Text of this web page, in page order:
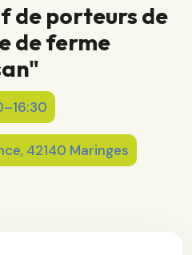
de porteurs de
de ferme
42140 Maringes